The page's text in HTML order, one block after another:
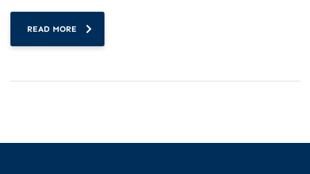
READ MORE